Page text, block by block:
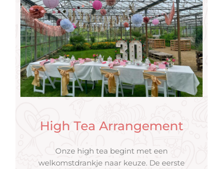
High Tea Arrangement
Onze high tea begint met een
welkomstdrankje naar keuze. De eerste